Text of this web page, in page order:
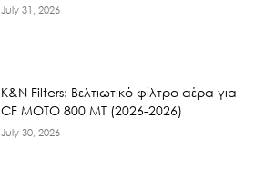
July 31, 2026
K&N Filters: Βελτιωτικό φίλτρο αέρα για
CF ΜΟΤΟ 800 ΜΤ (2026-2026)
July 30, 2026